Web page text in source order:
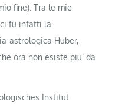
fine). Tra le mie
fu infatti la
astrologica Huber,
ora non esiste piu’ da
Institut